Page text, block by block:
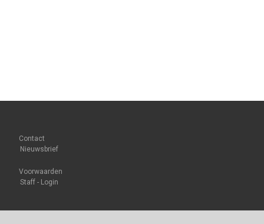
Contact
Nieuwsbrief
Voorwaarden
Staff - Login